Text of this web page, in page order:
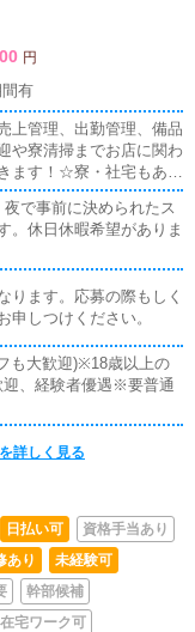
円
有
上管理、出勤管理、備品
や寮清掃までお店に関わ
ます！☆寮・社宅もあり
／☆WEB面接可能で
前にお伝えください！☆
な方も、吸う方もどちら
く気持ちがみなぎって
で店舗経営をしたいとい
FCオーナーとして風俗
を全てお教えします！
夜で事前に決められたス
。休日休暇希望がありま
ります。応募の際もしく
申しつけください。
も大歓迎)※18歳以上の
、経験者優遇※要普通
詳しく見る
日払い可
資格手当あり
あり
未経験可
幹部候補
在宅ワーク可